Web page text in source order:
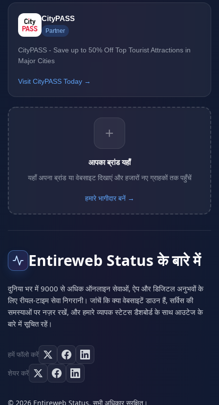
CityPASS
Partner
CityPASS - Save up to 50% Off Top Tourist Attractions in
Major Cities
Visit CityPASS Today →
+
आपका ब्रांड यहाँ
यहाँ अपना ब्रांड या वेबसाइट दिखाएं और हजारों नए ग्राहकों तक पहुँचें
हमारे भागीदार बनें →
Entireweb Status के बारे में
दुनिया भर में 9000 से अधिक ऑनलाइन सेवाओं, ऐप और डिजिटल अनुभवों के
लिए रीयल-टाइम सेवा निगरानी। जांचें कि क्या वेबसाइटें डाउन हैं, सर्विस की
समस्याओं पर नज़र रखें, और हमारे व्यापक स्टेटस डैशबोर्ड के साथ आउटेज के
बारे में सूचित रहें।
हमें फॉलो करें
शेयर करें
© 2026 Entireweb Status. सभी अधिकार सुरक्षित।